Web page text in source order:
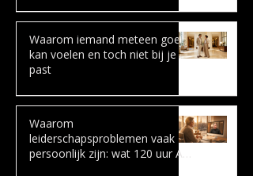
Waarom iemand meteen goed
kan voelen en toch niet bij je
past
Waarom
leiderschapsproblemen vaak
persoonlijk zijn: wat 120 uur AI-